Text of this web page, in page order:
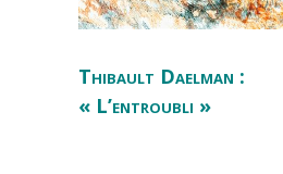
Thibault Daelman :
« L’entroubli »